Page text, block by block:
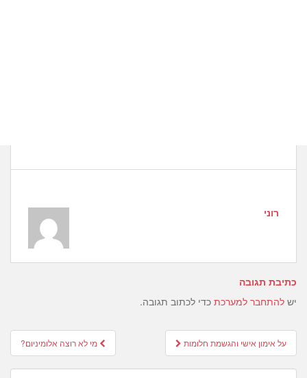
רוני
כתיבת תגובה
יש להתחבר למערכת כדי לכתוב תגובה.
Post
navigation
מי לא רוצה אלומיניום? על אימון אישי והגשמת חלומות